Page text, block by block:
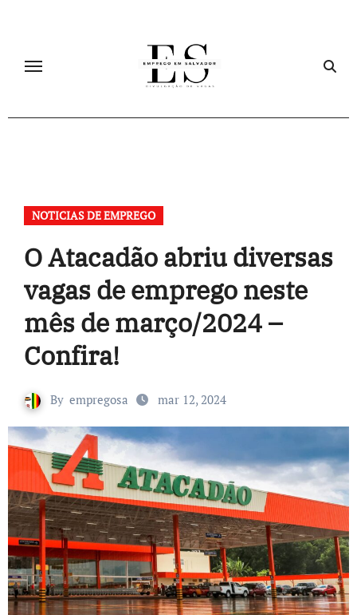
NOTICIAS DE EMPREGO
O Atacadão abriu diversas
vagas de emprego neste
mês de março/2024 –
Confira!
By empregosa mar 12, 2024